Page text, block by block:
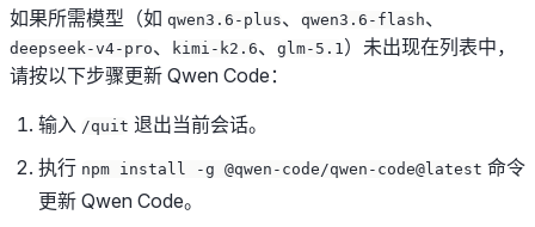
如果所需模型（如 qwen3.6-plus、 qwen3.6-flash、
deepseek-v4-pro、 kimi-k2.6、 glm-5.1 ）未出现在列表中，
请按以下步骤更新 Qwen Code：
输入 /quit 退出当前会话。
执行 npm install -g @qwen-code/qwen-code@latest 命令
更新 Qwen Code。